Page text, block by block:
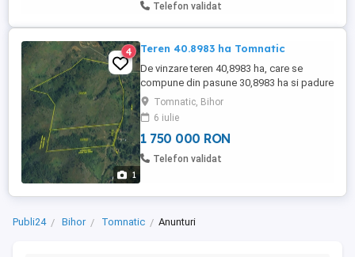
Telefon validat
1
4 Teren 40.8983 ha Tomnatic
De vinzare teren 40,8983 ha, care se
compune din pasune 30,8983 ha si padure
10 ha (nu face parte din patrimoniul silvic)
in zona Tomnatic ,Zece Hotare
judetul.Bihor. Au inceput lucrarile de
asfaltare a drumului care duce la teren.
Terenul se preteaza si pentru exploatare
Tomnatic, Bihor
6 iulie
1 750 000 RON
Telefon validat
Publi24 Bihor Tomnatic Anunturi